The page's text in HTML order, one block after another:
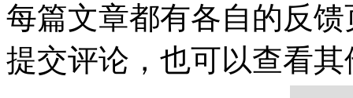
每篇文章都有各自的反
提交评论，也可以查看